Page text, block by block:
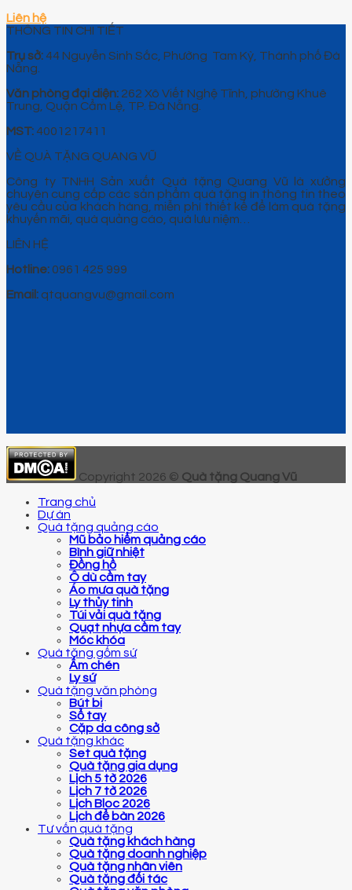
Liên hệ
THÔNG TIN CHI TIẾT
Trụ sở: 44 Nguyễn Sinh Sắc, Phường Tam Kỳ, Thành phố Đà
Nẵng.
Văn phòng đại diện: 262 Xô Viết Nghệ Tĩnh, phường Khuê
Trung, Quận Cẩm Lệ, TP. Đà Nẵng.
MST: 4001217411
VỀ QUÀ TẶNG QUANG VŨ
Công ty TNHH Sản xuất Quà tặng Quang Vũ là xưởng
chuyên cung cấp các sản phẩm quà tặng in thông tin theo
yêu cầu của khách hàng, miễn phí thiết kế để làm quà tặng
khuyến mãi, quà quảng cáo, quà lưu niệm…
LIÊN HỆ
Hotline: 0961 425 999
Email: qtquangvu@gmail.com
Copyright 2026 © Quà tặng Quang Vũ
Trang chủ
Dự án
Quà tặng quảng cáo
Mũ bảo hiểm quảng cáo
Bình giữ nhiệt
Đồng hồ
Ô dù cầm tay
Áo mưa quà tặng
Ly thủy tinh
Túi vải quà tặng
Quạt nhựa cầm tay
Móc khóa
Quà tặng gốm sứ
Ấm chén
Ly sứ
Quà tặng văn phòng
Bút bi
Sổ tay
Cặp da công sở
Quà tặng khác
Set quà tặng
Quà tặng gia dụng
Lịch 5 tờ 2026
Lịch 7 tờ 2026
Lịch Bloc 2026
Lịch để bàn 2026
Tư vấn quà tặng
Quà tặng khách hàng
Quà tặng doanh nghiệp
Quà tặng nhân viên
Quà tặng đối tác